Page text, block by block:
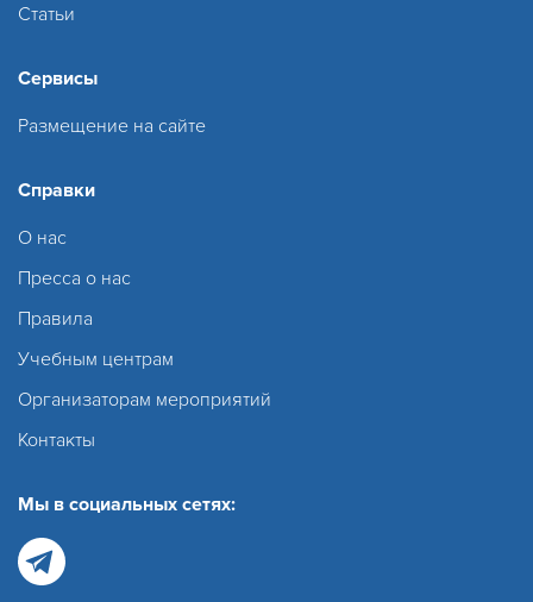
Статьи
Сервисы
Размещение на сайте
Справки
О нас
Пресса о нас
Правила
Учебным центрам
Организаторам мероприятий
Контакты
Мы в социальных сетях: